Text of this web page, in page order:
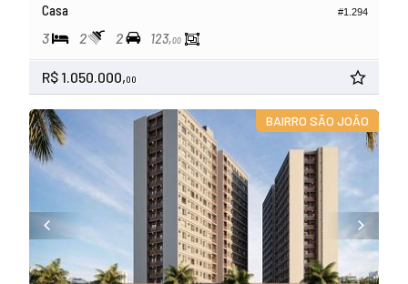
#1.294
Casa
3 2 2 123,00
R$ 1.050.000,00
BAIRRO SÃO JOÃO